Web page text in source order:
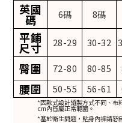
英國
碼 6碼 8碼
平鋪
尺寸 28-29 30-32
臀圍 72-80 80-85
腰圍 50-55 56-61
*因款式設計縫製方式不同、布
cm內皆屬正常範圍。
*基於衛生問題，貼身內褲請恕